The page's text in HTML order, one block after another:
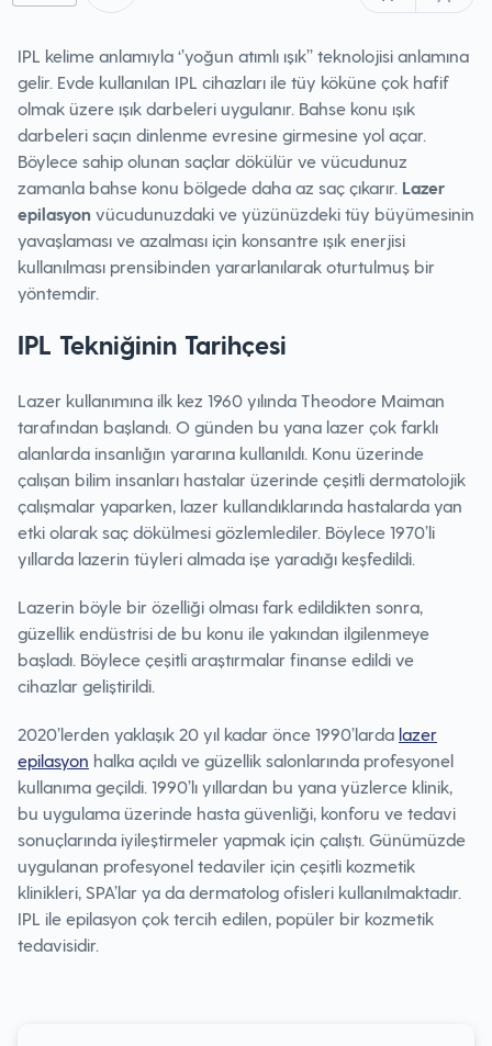
IPL kelime anlamıyla ‘’yoğun atımlı ışık’’ teknolojisi anlamına
gelir. Evde kullanılan IPL cihazları ile tüy köküne çok hafif
olmak üzere ışık darbeleri uygulanır. Bahse konu ışık
darbeleri saçın dinlenme evresine girmesine yol açar.
Böylece sahip olunan saçlar dökülür ve vücudunuz
zamanla bahse konu bölgede daha az saç çıkarır. Lazer
epilasyon vücudunuzdaki ve yüzünüzdeki tüy büyümesinin
yavaşlaması ve azalması için konsantre ışık enerjisi
kullanılması prensibinden yararlanılarak oturtulmuş bir
yöntemdir.
IPL Tekniğinin Tarihçesi
Lazer kullanımına ilk kez 1960 yılında Theodore Maiman
tarafından başlandı. O günden bu yana lazer çok farklı
alanlarda insanlığın yararına kullanıldı. Konu üzerinde
çalışan bilim insanları hastalar üzerinde çeşitli dermatolojik
çalışmalar yaparken, lazer kullandıklarında hastalarda yan
etki olarak saç dökülmesi gözlemlediler. Böylece 1970’li
yıllarda lazerin tüyleri almada işe yaradığı keşfedildi.
Lazerin böyle bir özelliği olması fark edildikten sonra,
güzellik endüstrisi de bu konu ile yakından ilgilenmeye
başladı. Böylece çeşitli araştırmalar finanse edildi ve
cihazlar geliştirildi.
2020’lerden yaklaşık 20 yıl kadar önce 1990’larda lazer
epilasyon halka açıldı ve güzellik salonlarında profesyonel
kullanıma geçildi. 1990’lı yıllardan bu yana yüzlerce klinik,
bu uygulama üzerinde hasta güvenliği, konforu ve tedavi
sonuçlarında iyileştirmeler yapmak için çalıştı. Günümüzde
uygulanan profesyonel tedaviler için çeşitli kozmetik
klinikleri, SPA’lar ya da dermatolog ofisleri kullanılmaktadır.
IPL ile epilasyon çok tercih edilen, popüler bir kozmetik
tedavisidir.